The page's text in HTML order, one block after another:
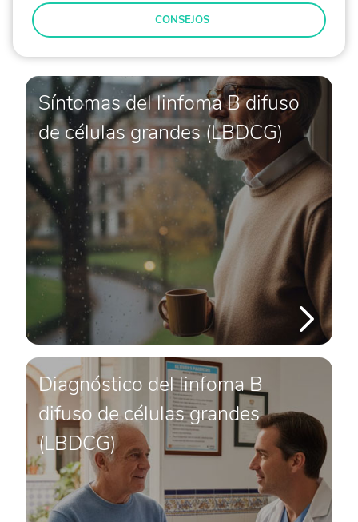
CONSEJOS
Síntomas del linfoma B difuso
de células grandes (LBDCG)
Diagnóstico del linfoma B
difuso de células grandes
(LBDCG)